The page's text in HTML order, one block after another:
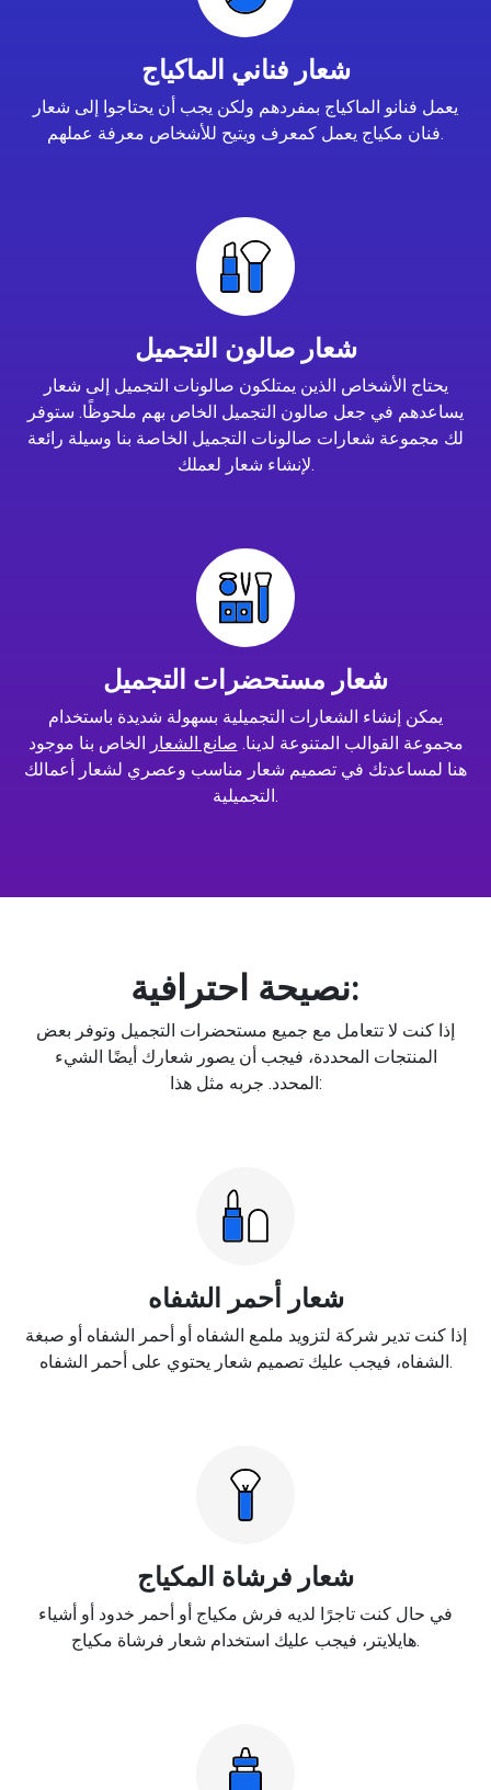
شعار فناني الماكياج
يعمل فنانو الماكياج بمفردهم ولكن يجب أن يحتاجوا إلى شعار
فنان مكياج يعمل كمعرف ويتيح للأشخاص معرفة عملهم.
شعار صالون التجميل
يحتاج الأشخاص الذين يمتلكون صالونات التجميل إلى شعار
يساعدهم في جعل صالون التجميل الخاص بهم ملحوظًا. ستوفر
لك مجموعة شعارات صالونات التجميل الخاصة بنا وسيلة رائعة
لإنشاء شعار لعملك.
شعار مستحضرات التجميل
يمكن إنشاء الشعارات التجميلية بسهولة شديدة باستخدام
مجموعة القوالب المتنوعة لدينا. صانع الشعار الخاص بنا موجود
هنا لمساعدتك في تصميم شعار مناسب وعصري لشعار أعمالك
التجميلية.
نصيحة احترافية:
إذا كنت لا تتعامل مع جميع مستحضرات التجميل وتوفر بعض
المنتجات المحددة، فيجب أن يصور شعارك أيضًا الشيء
المحدد. جربه مثل هذا:
شعار أحمر الشفاه
إذا كنت تدير شركة لتزويد ملمع الشفاه أو أحمر الشفاه أو صبغة
الشفاه، فيجب عليك تصميم شعار يحتوي على أحمر الشفاه.
شعار فرشاة المكياج
في حال كنت تاجرًا لديه فرش مكياج أو أحمر خدود أو أشياء
هايلايتر، فيجب عليك استخدام شعار فرشاة مكياج.